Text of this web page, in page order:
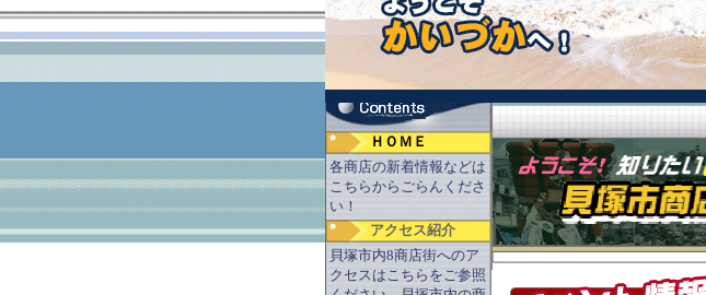
ＨＯＭＥ
各商店の新着情報などは
こちらからごらんくださ
い！
アクセス紹介
貝塚市内8商店街へのア
クセスはこちらをご参照